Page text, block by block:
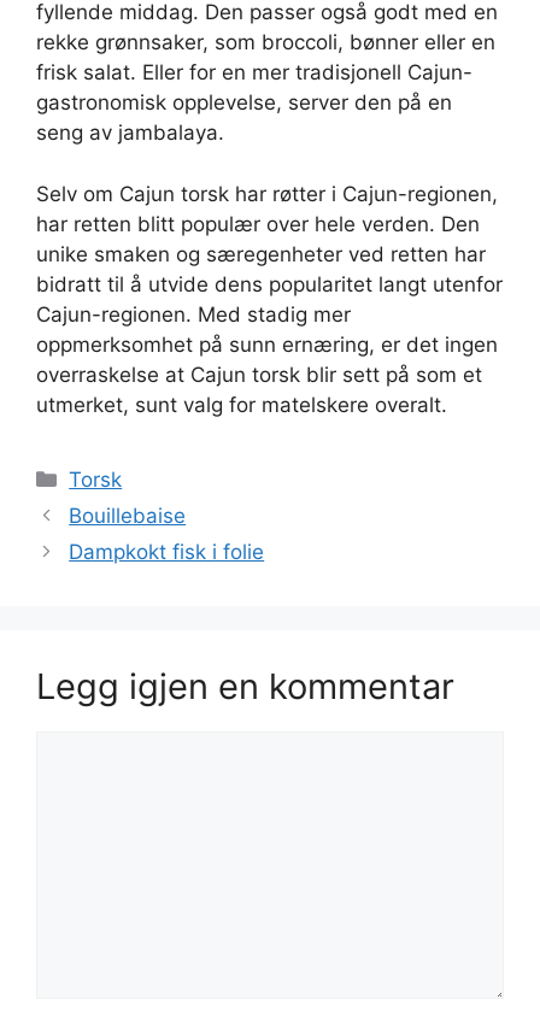
fyllende middag. Den passer også godt med en
rekke grønnsaker, som broccoli, bønner eller en
frisk salat. Eller for en mer tradisjonell Cajun-
gastronomisk opplevelse, server den på en
seng av jambalaya.
Selv om Cajun torsk har røtter i Cajun-regionen,
har retten blitt populær over hele verden. Den
unike smaken og særegenheter ved retten har
bidratt til å utvide dens popularitet langt utenfor
Cajun-regionen. Med stadig mer
oppmerksomhet på sunn ernæring, er det ingen
overraskelse at Cajun torsk blir sett på som et
utmerket, sunt valg for matelskere overalt.
Kategorier
Torsk
Bouillebaise
Dampkokt fisk i folie
Legg igjen en kommentar